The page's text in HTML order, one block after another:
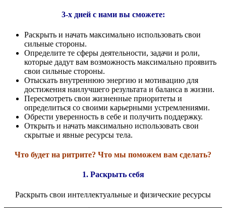
3-х дней с нами вы сможете:
Раскрыть и начать максимально использовать свои
сильные стороны.
Определите те сферы деятельности, задачи и роли,
которые дадут вам возможность максимально проявить
свои сильные стороны.
Отыскать внутреннюю энергию и мотивацию для
достижения наилучшего результата и баланса в жизни.
Пересмотреть свои жизненные приоритеты и
определиться со своими карьерными устремлениями.
Обрести уверенность в себе и получить поддержку.
Открыть и начать максимально использовать свои
скрытые и явные ресурсы тела.
Что будет на ритрите? Что мы поможем вам сделать?
1. Раскрыть себя
Раскрыть свои интеллектуальные и физические ресурсы